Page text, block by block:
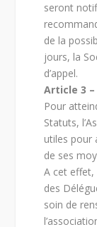
seront
de la
jours, la
d’appel.
Article 3
Pour
Statuts,
utiles pour
de ses
A cet effet,
des
soin de